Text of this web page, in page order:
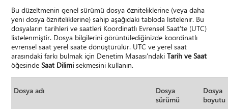
Bu düzeltmenin genel sürümü dosya özniteliklerine (veya daha
yeni dosya özniteliklerine) sahip aşağıdaki tabloda listelenir. Bu
dosyaların tarihleri ve saatleri Koordinatlı Evrensel Saat'te (UTC)
listelenmiştir. Dosya bilgilerini görüntülediğinizde koordinatlı
evrensel saat yerel saate dönüştürülür. UTC ve yerel saat
arasındaki farkı bulmak için Denetim Masası'ndakiTarih ve Saat
öğesindeSaat Dilimi sekmesini kullanın.
Dosya adı
Dosya
sürümü
Dosya
boyutu